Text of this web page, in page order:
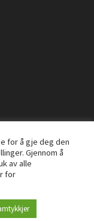
for å gje deg den
Gjennom å
av alle
for